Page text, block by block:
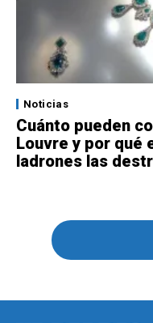
Noticias
Cuánto pueden
Louvre y por qué
ladrones las